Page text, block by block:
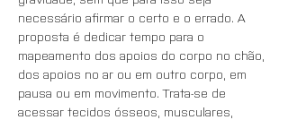
necessário afirmar o certo e o errado. A
proposta é dedicar tempo para o
mapeamento dos apoios do corpo no chão,
dos apoios no ar ou em outro corpo, em
pausa ou em movimento. Trata-se de
acessar tecidos ósseos, musculares,